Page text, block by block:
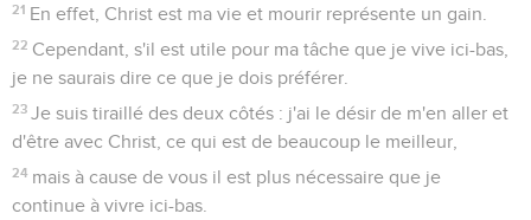
21 En effet, Christ est ma vie et mourir représente un gain.
22 Cependant, s'il est utile pour ma tâche que je vive ici-bas,
je ne saurais dire ce que je dois préférer.
23 Je suis tiraillé des deux côtés : j'ai le désir de m'en aller et
d'être avec Christ, ce qui est de beaucoup le meilleur,
24 mais à cause de vous il est plus nécessaire que je
continue à vivre ici-bas.